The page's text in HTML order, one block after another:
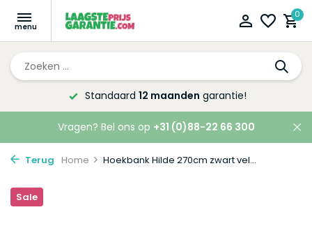
0
Standaard 12 maanden garantie!
Vragen? Bel ons op +31 (0)88-22 66 300
Terug Home Hoekbank Hilde 270cm zwart vel...
Sale